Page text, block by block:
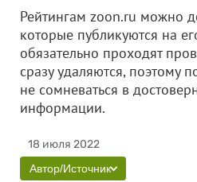
Рейтингам zoon.ru можно
которые публикуются на
обязательно проходят
сразу удаляются, поэтому
не сомневаться в
информации.
18 июля 2022
Автор/Источник